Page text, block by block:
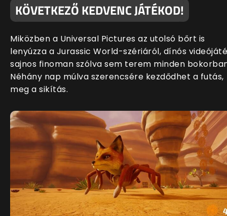
KÖVETKEZŐ KEDVENC JÁTÉKOD!
Miközben a Universal Pictures az utolsó bőrt is
lenyúzza a Jurassic World-szériáról, dínós
sajnos finoman szólva sem terem minden
Néhány nap múlva szerencsére kezdődhet a futás,
meg a sikítás.